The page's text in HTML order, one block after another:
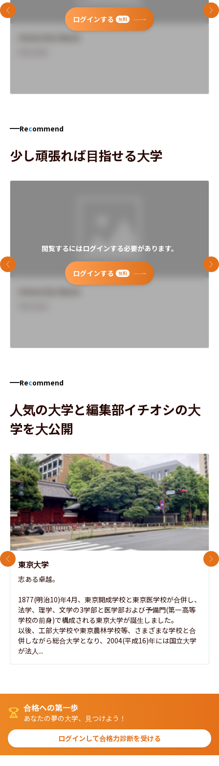
ログインする 無料
前のスライド 次
Recommend
少し頑張れば目指せる大学
閲覧するにはログインする必要があります。
ログインする 無料
前のスライド 次
Recommend
人気の大学と編集部イチオシの大
学を大公開
東京大学
志ある卓越。
1877(明治10)年4月、東京開成学校と東京医学校が合併し、
法学、理学、文学の3学部と医学部および予備門(第一高等
学校の前身)で構成される東京大学が誕生しました。
以後、工部大学校や東京農林学校等、さまざまな学校と合
併しながら総合大学となり、2004(平成16)年には国立大学
が法人...
前のスライド 次
合格への第一歩
あなたの夢の大学、見つけよう！
ログインして合格力診断を受ける